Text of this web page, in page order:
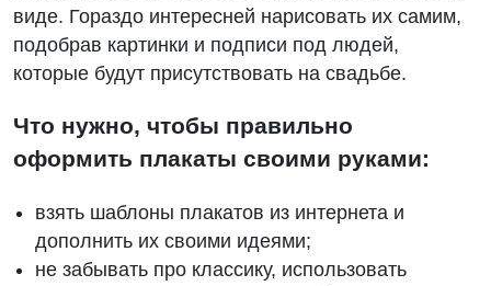
виде. Гораздо интересней нарисовать их самим,
подобрав картинки и подписи под людей,
которые будут присутствовать на свадьбе.
Что нужно, чтобы правильно
оформить плакаты своими руками:
взять шаблоны плакатов из интернета и
дополнить их своими идеями;
не забывать про классику, использовать